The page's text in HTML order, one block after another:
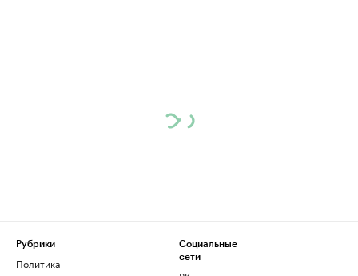
Рубрики
Политика
Социальные
сети